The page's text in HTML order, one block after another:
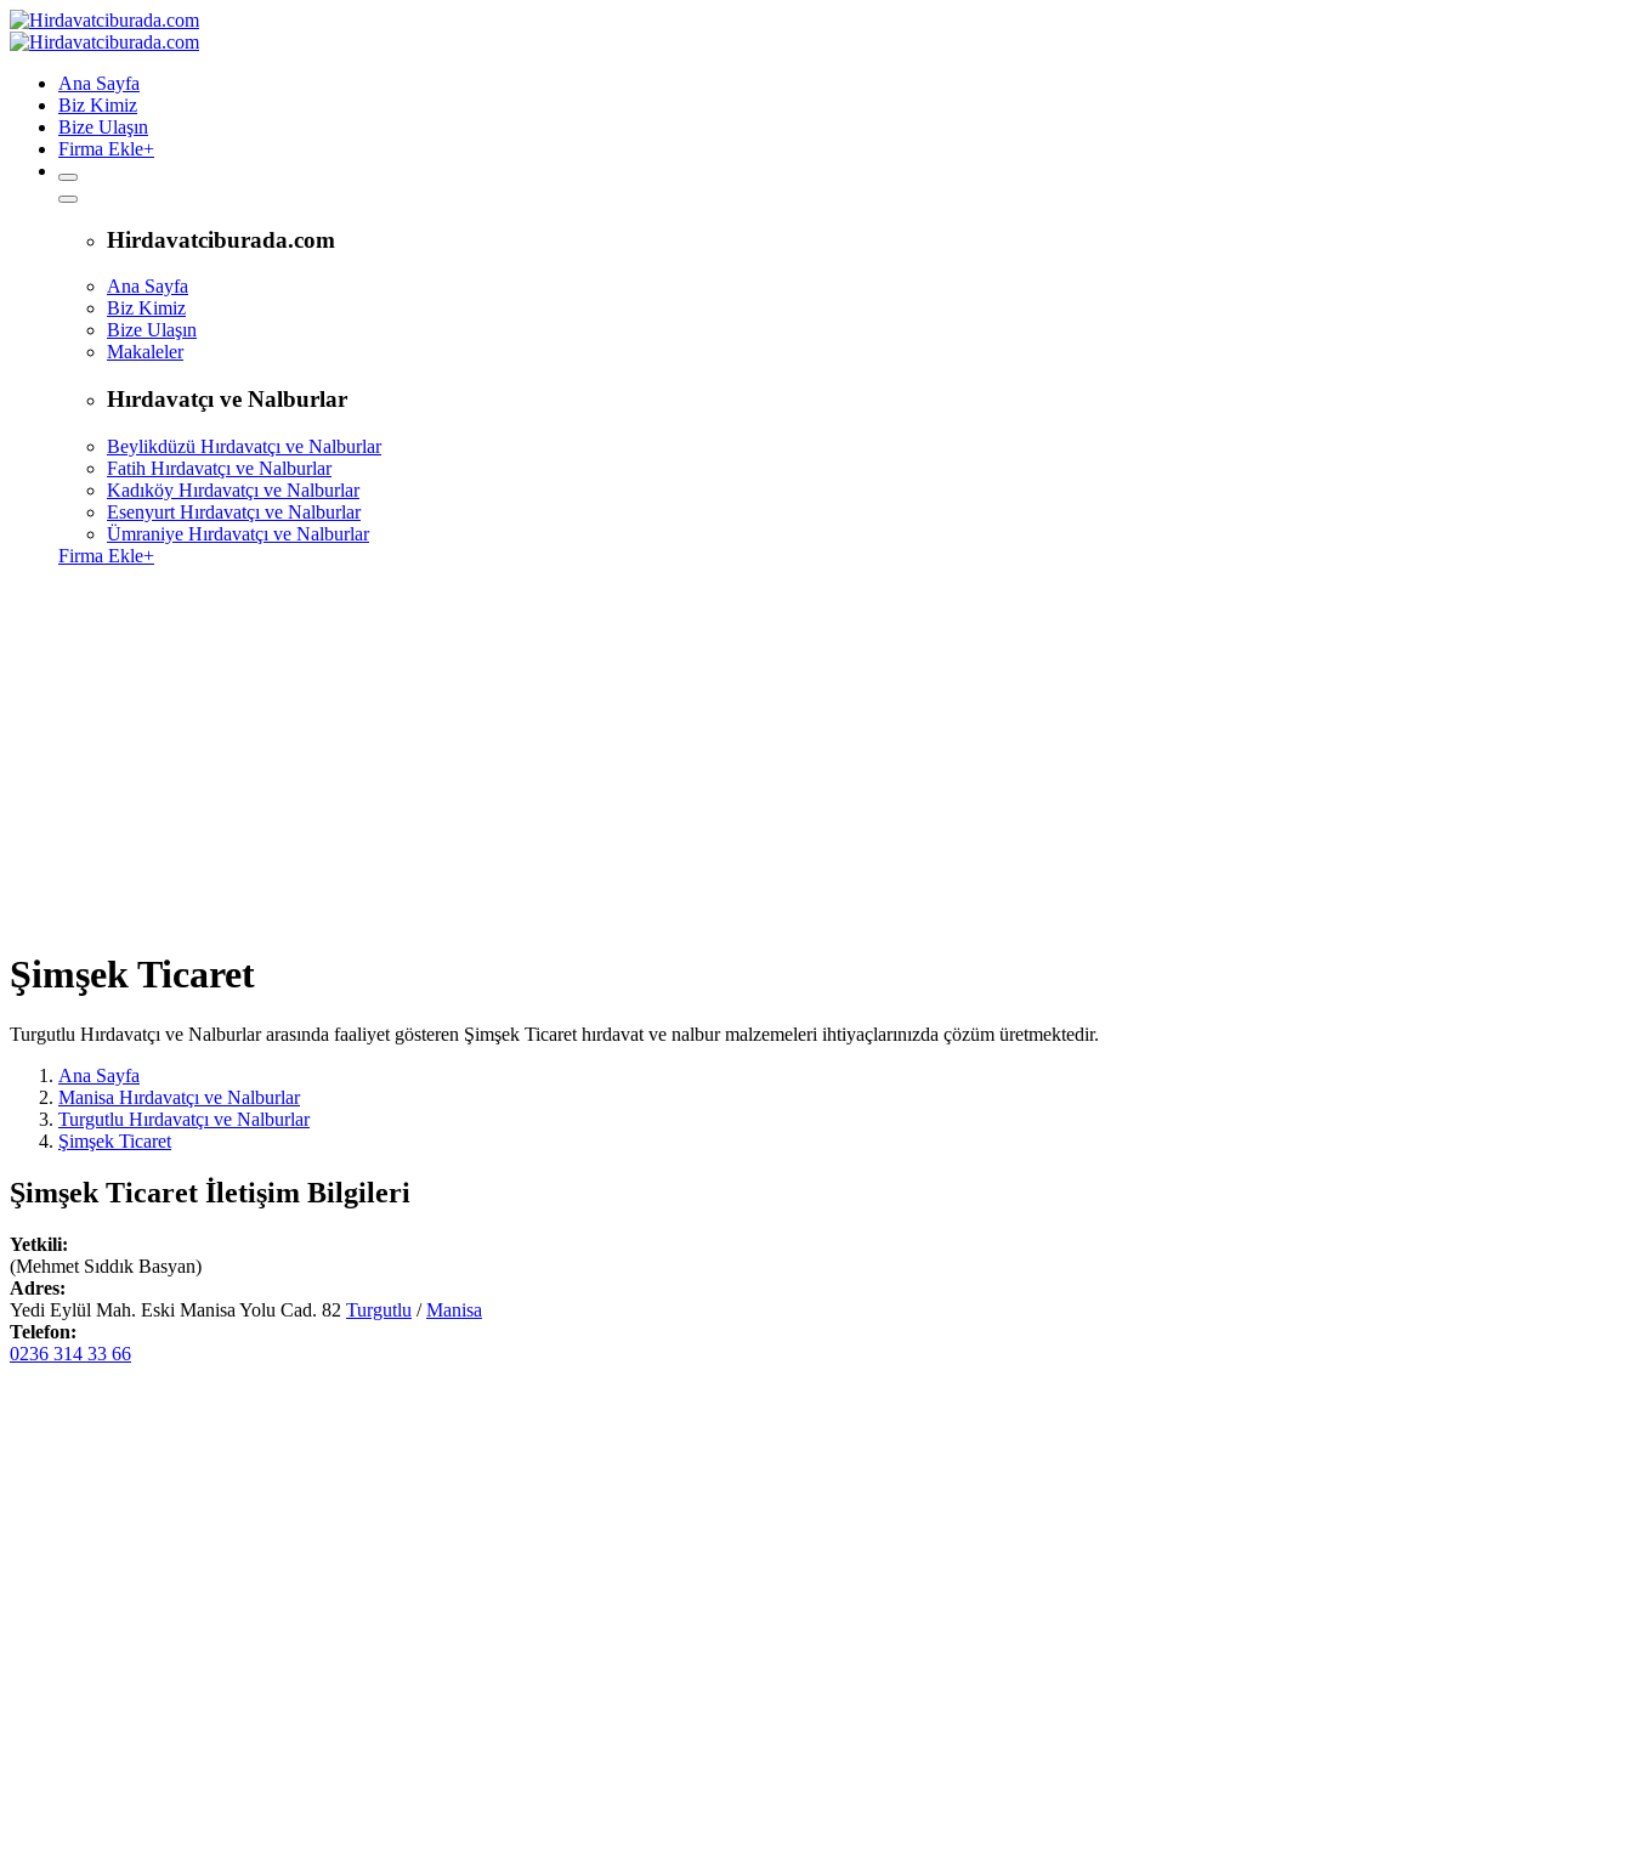
Ana Sayfa
Biz Kimiz
Bize Ulaşın
Firma Ekle+
Hirdavatciburada.com
Ana Sayfa
Biz Kimiz
Bize Ulaşın
Makaleler
Hırdavatçı ve Nalburlar
Beylikdüzü Hırdavatçı ve Nalburlar
Fatih Hırdavatçı ve Nalburlar
Kadıköy Hırdavatçı ve Nalburlar
Esenyurt Hırdavatçı ve Nalburlar
Ümraniye Hırdavatçı ve Nalburlar
Firma Ekle+
Şimşek Ticaret
Turgutlu Hırdavatçı ve Nalburlar arasında faaliyet gösteren Şimşek Ticaret hırdavat ve nalbur malzemeleri ihtiyaçlarınızda çözüm üretmektedir.
Ana Sayfa
Manisa Hırdavatçı ve Nalburlar
Turgutlu Hırdavatçı ve Nalburlar
Şimşek Ticaret
Şimşek Ticaret İletişim Bilgileri
Yetkili:
(Mehmet Sıddık Basyan)
Adres:
Yedi Eylül Mah. Eski Manisa Yolu Cad. 82 Turgutlu /Manisa
Telefon:
0236 314 33 66